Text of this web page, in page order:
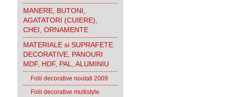
MANERE, BUTONI,
AGATATORI (CUIERE),
CHEI, ORNAMENTE
MATERIALE si SUPRAFETE
DECORATIVE, PANOURI
MDF, HDF, PAL, ALUMINIU
Folii decorative noutati 2009
Folii decorative multistyle